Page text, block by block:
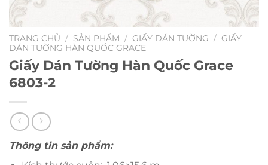
TRANG CHỦ / SẢN PHẨM / GIẤY DÁN TƯỜNG / GIẤY
DÁN TƯỜNG HÀN QUỐC GRACE
Giấy Dán Tường Hàn Quốc Grace
6803-2
Thông tin sản phẩm: